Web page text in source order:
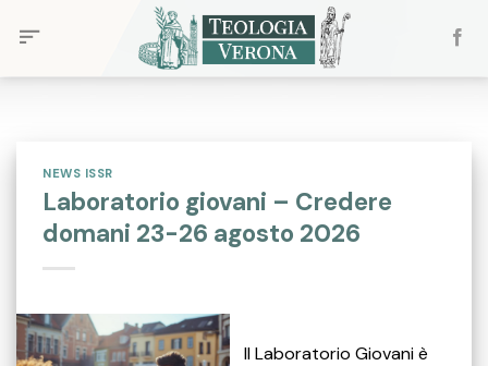
NEWS ISSR
Laboratorio giovani – Credere
domani 23-26 agosto 2026
Il Laboratorio Giovani è